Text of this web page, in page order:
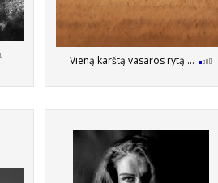
Vieną karštą vasaros rytą …